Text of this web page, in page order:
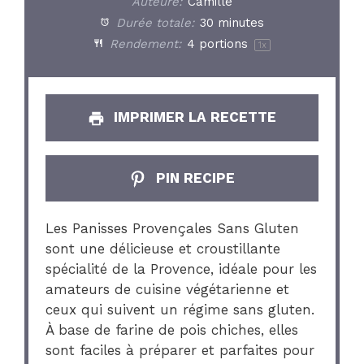
Durée totale: 30 minutes
Rendement: 4 portions 1 x
IMPRIMER LA RECETTE
PIN RECIPE
Les Panisses Provençales Sans Gluten
sont une délicieuse et croustillante
spécialité de la Provence, idéale pour les
amateurs de cuisine végétarienne et
ceux qui suivent un régime sans gluten.
À base de farine de pois chiches, elles
sont faciles à préparer et parfaites pour